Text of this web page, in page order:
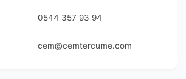
0544 357 93 94
cem@cemtercume.com